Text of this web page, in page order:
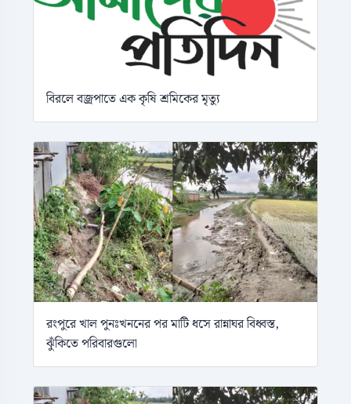
বিরলে বজ্রপাতে এক কৃষি শ্রমিকের মৃত্যু
রংপুরে খাল পুনঃখননের পর মাটি ধসে রান্নাঘর বিধ্বস্ত,
ঝুঁকিতে পরিবারগুলো